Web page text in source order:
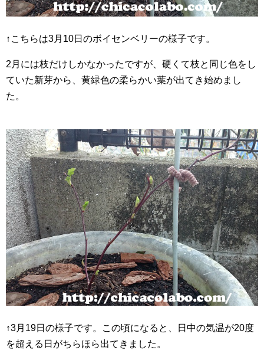
↑こちらは3月10日のボイセンベリーの様子です。
2月には枝だけしかなかったですが、硬くて枝と同じ色をし
ていた新芽から、黄緑色の柔らかい葉が出てき始めまし
た。
↑3月19日の様子です。この頃になると、日中の気温が20度
を超える日がちらほら出てきました。